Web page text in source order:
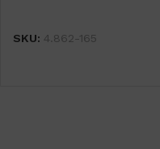
SKU: 4.862-165